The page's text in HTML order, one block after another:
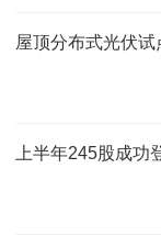
屋顶分布式光伏试
上半年245股成